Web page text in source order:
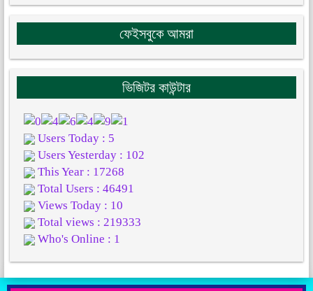
ফেইসবুকে আমরা
ভিজিটর কাউন্টার
Users Today : 5
Users Yesterday : 102
This Year : 17268
Total Users : 46491
Views Today : 10
Total views : 219333
Who's Online : 1